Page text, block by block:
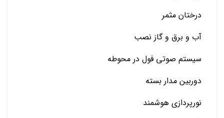
درختان مثمر
آب و برق و گاز نصب
سیستم صوتی فول در محوطه
دوربین مدار بسته
نورپردازی هوشمند